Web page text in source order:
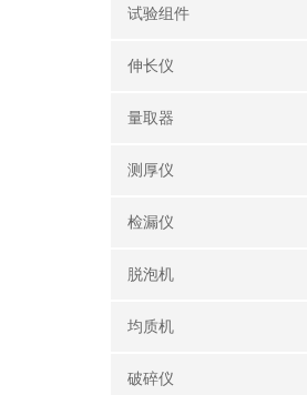
试验组件
伸长仪
量取器
测厚仪
检漏仪
脱泡机
均质机
破碎仪